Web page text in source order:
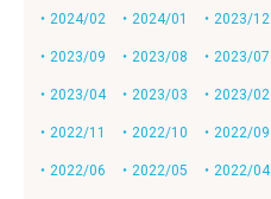
・2024/02 ・2024/01 ・2023/12
・2023/09 ・2023/08 ・2023/07
・2023/04 ・2023/03 ・2023/02
・2022/11 ・2022/10 ・2022/09
・2022/06 ・2022/05 ・2022/04